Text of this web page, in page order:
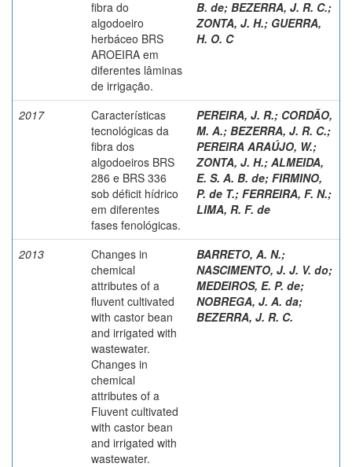
fibra do
algodoeiro
herbáceo BRS
AROEIRA em
diferentes lâminas
de irrigação.
B. de; BEZERRA, J. R. C.;
ZONTA, J. H.; GUERRA,
H. O. C
2017
Características
tecnológicas da
fibra dos
algodoeiros BRS
286 e BRS 336
sob déficit hídrico
em diferentes
fases fenológicas.
PEREIRA, J. R.; CORDÃO,
M. A.; BEZERRA, J. R. C.;
PEREIRA ARAÚJO, W.;
ZONTA, J. H.; ALMEIDA,
E. S. A. B. de; FIRMINO,
P. de T.; FERREIRA, F. N.;
LIMA, R. F. de
2013
Changes in
chemical
attributes of a
fluvent cultivated
with castor bean
and irrigated with
wastewater.
Changes in
chemical
attributes of a
Fluvent cultivated
with castor bean
and irrigated with
wastewater.
BARRETO, A. N.;
NASCIMENTO, J. J. V. do;
MEDEIROS, E. P. de;
NOBREGA, J. A. da;
BEZERRA, J. R. C.